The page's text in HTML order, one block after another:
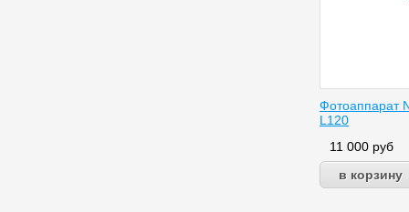
Фотоаппарат
L120
11 000 руб